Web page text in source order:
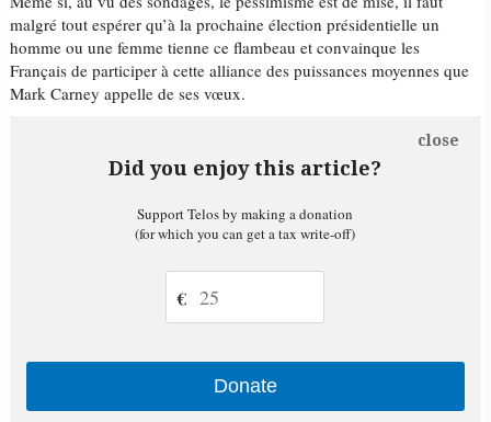
malgré tout espérer qu’à la prochaine élection présidentielle un
homme ou une femme tienne ce flambeau et convainque les
Français de participer à cette alliance des puissances moyennes que
Mark Carney appelle de ses vœux.
Did you enjoy this article?
close
Support Telos by making a donation
(for which you can get a tax write-off)
€
Donate